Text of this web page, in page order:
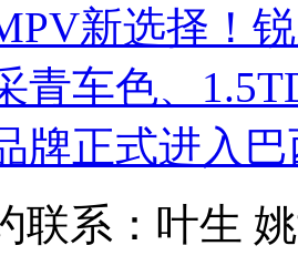
新选择！
青车色、
牌正式进入
联系：叶生